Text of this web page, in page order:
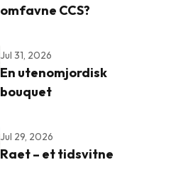
omfavne CCS?
Jul 31, 2026
En utenomjordisk
bouquet
Jul 29, 2026
Raet – et tidsvitne